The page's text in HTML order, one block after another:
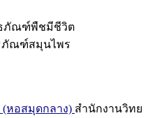
ภัณฑ์พืชมีชีวิต
ณฑ์สมุนไพร
หอสมุดกลาง) สำนักงานวิทย